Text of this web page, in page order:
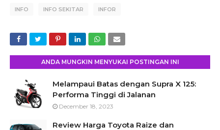
INFO INFO SEKITAR INFOR
ANDA MUNGKIN MENYUKAI POSTINGAN INI
Melampaui Batas dengan Supra X 125:
Performa Tinggi di Jalanan
December 18, 2023
Review Harga Toyota Raize dan